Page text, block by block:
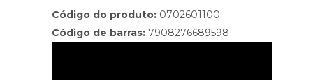
Código do produto: 0702601100
Código de barras: 7908276689598